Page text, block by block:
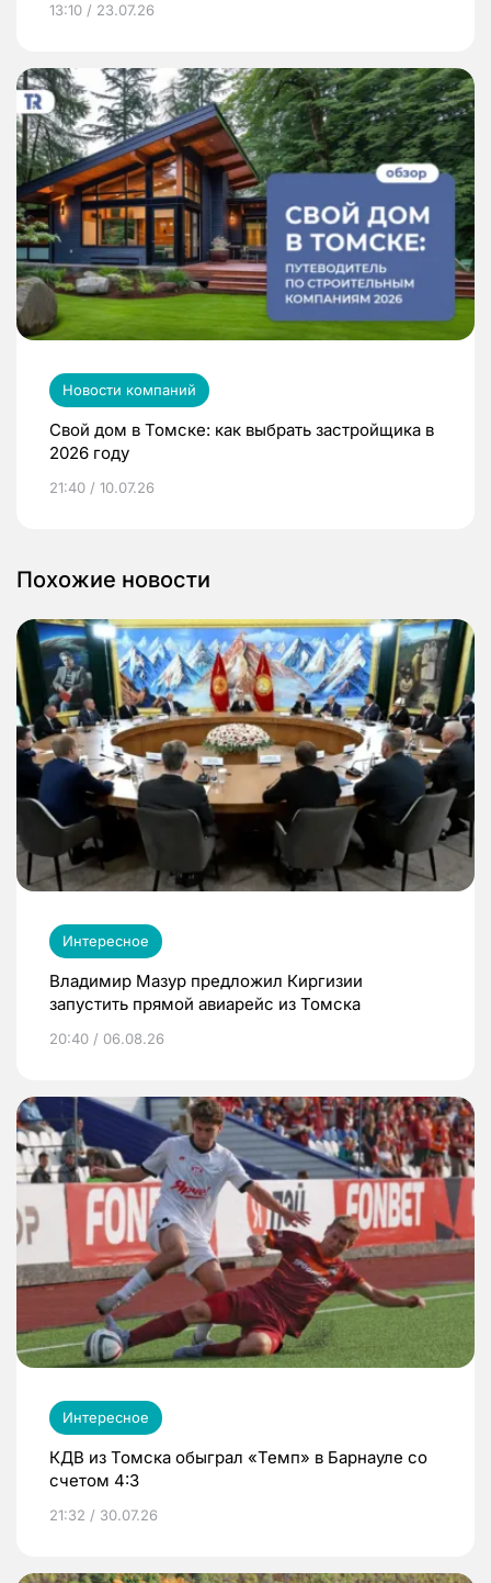
13:10 / 23.07.26
Новости компаний
Свой дом в Томске: как выбрать застройщика в
2026 году
21:40 / 10.07.26
Похожие новости
Интересное
Владимир Мазур предложил Киргизии
запустить прямой авиарейс из Томска
20:40 / 06.08.26
Интересное
КДВ из Томска обыграл «Темп» в Барнауле со
счетом 4:3
21:32 / 30.07.26